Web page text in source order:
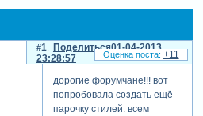
Поделиться
1
01-04-2013
23:28:57
дорогие форумчане!!! вот
попробовала создать ещё
парочку стилей. всем
+11